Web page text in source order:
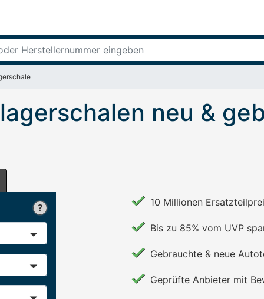
neu &
10 Millionen
Bis zu 85% vom UVP
Gebrauchte & neue
Geprüfte Anbieter mit